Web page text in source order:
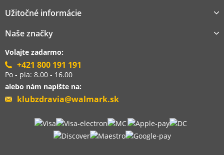
Užitočné informácie
Naše značky
Volajte zadarmo:
+421 800 191 191
Po - pia: 8.00 - 16.00
alebo nám napíšte na:
klubzdravia@walmark.sk